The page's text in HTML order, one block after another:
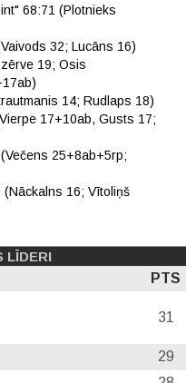
68:71 (Plotnieks
32; Lucāns 16)
19; Osis
14; Rudlaps 18)
17+10ab, Gusts 17;
25+8ab+5rp;
(Nāckalns 16; Vītoliņš
LĪDERI
PTS
31
29